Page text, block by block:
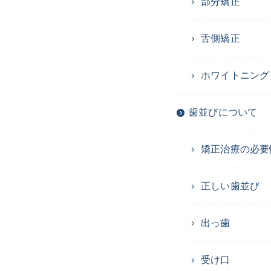
舌側矯正
ホワイトニング
歯並びについて
矯正治療の必
正しい歯並び
出っ歯
受け口